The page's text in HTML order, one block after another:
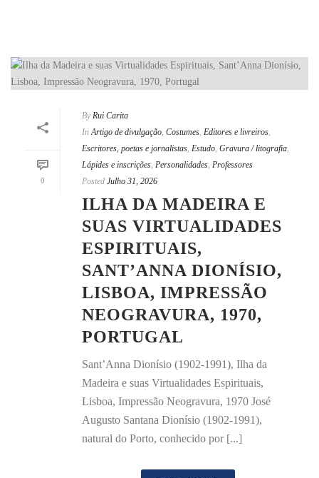
0
By Rui Carita
In Artigo de divulgação, Costumes, Editores e livreiros,
Escritores, poetas e jornalistas, Estudo, Gravura / litografia,
Lápides e inscrições, Personalidades, Professores
Posted Julho 31, 2026
ILHA DA MADEIRA E
SUAS VIRTUALIDADES
ESPIRITUAIS,
SANT’ANNA DIONÍSIO,
LISBOA, IMPRESSÃO
NEOGRAVURA, 1970,
PORTUGAL
Sant’Anna Dionísio (1902-1991), Ilha da
Madeira e suas Virtualidades Espirituais,
Lisboa, Impressão Neogravura, 1970 José
Augusto Santana Dionísio (1902-1991),
natural do Porto, conhecido por [...]